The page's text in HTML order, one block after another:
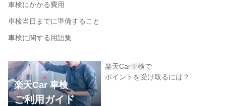
車検にかかる費用
車検当日までに準備すること
車検に関する用語集
楽天Car 車検
ご利用ガイド
楽天Car車検で
ポイントを受け取るには？